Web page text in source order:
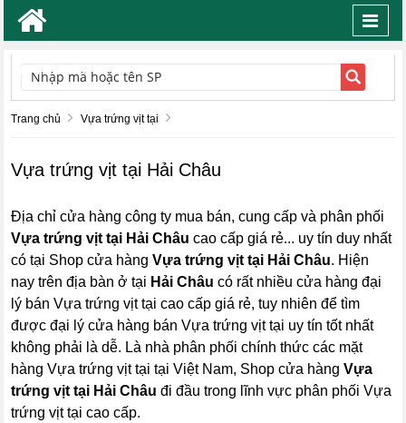
TÌM KIẾM
Trang chủ Vựa trứng vịt tại
Vựa trứng vịt tại Hải Châu
Địa chỉ cửa hàng công ty mua bán, cung cấp và phân phối
Vựa trứng vịt tại Hải Châu cao cấp giá rẻ... uy tín duy nhất
có tại Shop cửa hàngVựa trứng vịt tại Hải Châu. Hiện
nay trên địa bàn ở tại Hải Châu có rất nhiều cửa hàng đại
lý bán Vựa trứng vịt tại cao cấp giá rẻ, tuy nhiên để tìm
được đại lý cửa hàng bán Vựa trứng vịt tại uy tín tốt nhất
không phải là dễ. Là nhà phân phối chính thức các mặt
hàng Vựa trứng vịt tại tại Việt Nam, Shop cửa hàngVựa
trứng vịt tại Hải Châu đi đầu trong lĩnh vực phân phối Vựa
trứng vịt tại cao cấp.